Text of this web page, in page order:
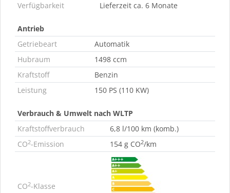
Verfügbarkeit
Lieferzeit ca. 6 Monate
Antrieb
Getriebeart
Automatik
Hubraum
1498 ccm
Kraftstoff
Benzin
Leistung
150 PS (110 KW)
Verbrauch & Umwelt nach WLTP
Kraftstoffverbrauch
6,8 l/100 km (komb.)
CO2-Emission 154 g CO2/km
CO2-Klasse